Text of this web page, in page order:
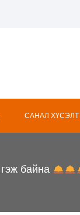
САНАЛ ХҮСЭЛТ
байна